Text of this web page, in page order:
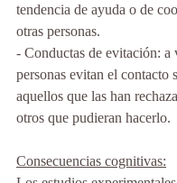
tendencia de ayuda o de
otras personas.
- Conductas de evitación: a
personas evitan el contacto
aquellos que las han
otros que pudieran hacerlo.
Consecuencias cognitivas: